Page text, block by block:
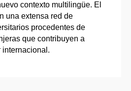
contexto multilingüe. El
una extensa red de
procedentes de
que contribuyen a
internacional.